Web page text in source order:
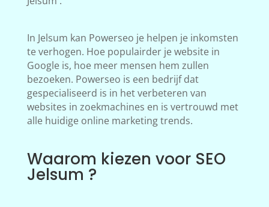
In Jelsum kan Powerseo je helpen je inkomsten
te verhogen. Hoe populairder je website in
Google is, hoe meer mensen hem zullen
bezoeken. Powerseo is een bedrijf dat
gespecialiseerd is in het verbeteren van
websites in zoekmachines en is vertrouwd met
alle huidige online marketing trends.
Waarom kiezen voor SEO
Jelsum ?